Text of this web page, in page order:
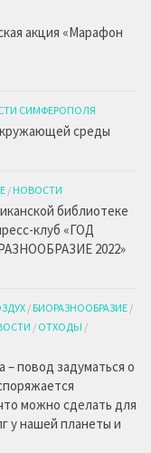
акция «Марафон
СИМФЕРОПОЛЯ
среды
/НОВОСТИ
библиотеке
клуб «ГОД
2022»
/БИОРАЗНООБРАЗИЕ /
/ ОТХОДЫ /
– повод задуматься о
можно сделать для
у нашей планеты и